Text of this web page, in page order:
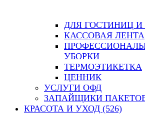
ДЛЯ ГОСТИНИЦ И
КАССОВАЯ ЛЕНТА
УБОРКИ
ТЕРМОЭТИКЕТКА
ЦЕННИК
УСЛУГИ ОФД
ЗАПАЙЩИКИ
КРАСОТА И УХОД (526)